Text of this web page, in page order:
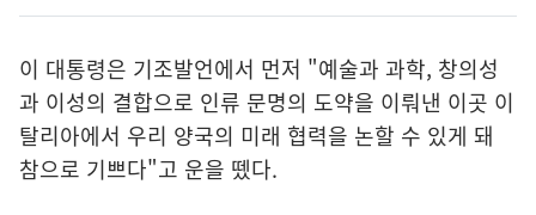
이 대통령은 기조발언에서 먼저 "예술과 과학, 창의성
과 이성의 결합으로 인류 문명의 도약을 이뤄낸 이곳 이
탈리아에서 우리 양국의 미래 협력을 논할 수 있게 돼
참으로 기쁘다"고 운을 뗐다.